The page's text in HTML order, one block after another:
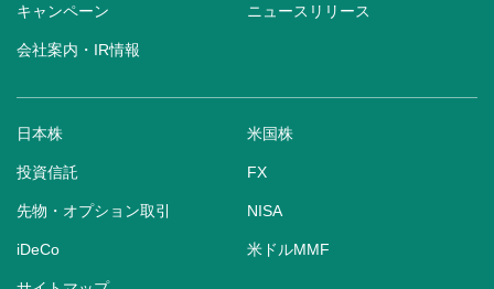
キャンペーン ニュースリリース
会社案内・IR情報
日本株 米国株
投資信託 FX
先物・オプション取引 NISA
iDeCo 米ドルMMF